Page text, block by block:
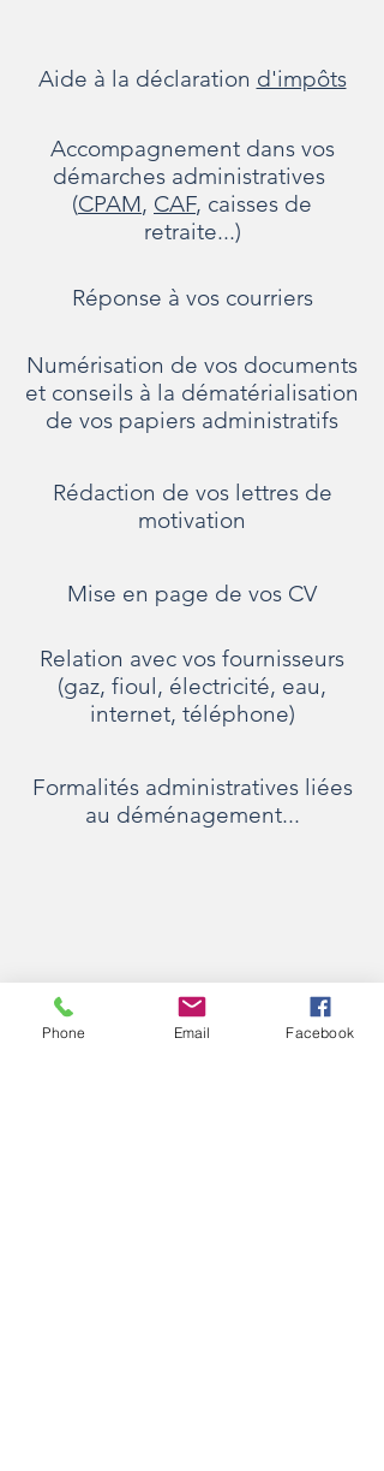
Aide à la déclaration d'impôts
Accompagnement dans vos
démarches administratives
(CPAM, CAF, caisses de
retraite...)
Réponse à vos courriers
Numérisation de vos documents
et conseils à la dématérialisation
de vos papiers administratifs
Rédaction de vos lettres de
motivation
Mise en page de vos CV
Relation avec vos fournisseurs
(gaz, fioul, électricité, eau,
internet, téléphone)
Formalités administratives liées
au déménagement...
Contact
Phone Email Facebook